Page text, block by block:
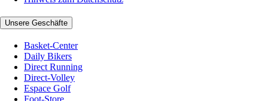
Unsere Geschäfte
Basket-Center
Daily Bikers
Direct Running
Direct-Volley
Espace Golf